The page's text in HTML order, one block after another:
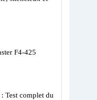
F4-425
Test complet du